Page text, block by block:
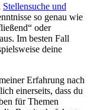
Stellensuche und
so genau wie
oder
Im besten Fall
deine
Erfahrung nach
einerseits, dass du
für Themen